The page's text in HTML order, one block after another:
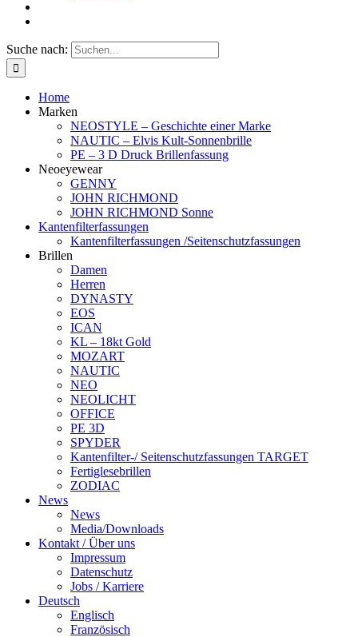
Suche nach:
Home
Marken
NEOSTYLE – Geschichte einer Marke
NAUTIC – Elvis Kult-Sonnenbrille
PE – 3 D Druck Brillenfassung
Neoeyewear
GENNY
JOHN RICHMOND
JOHN RICHMOND Sonne
Kantenfilterfassungen
Kantenfilterfassungen /Seitenschutzfassungen
Brillen
Damen
Herren
DYNASTY
EOS
ICAN
KL – 18kt Gold
MOZART
NAUTIC
NEO
NEOLICHT
OFFICE
PE 3D
SPYDER
Kantenfilter-/ Seitenschutzfassungen TARGET
Fertiglesebrillen
ZODIAC
News
News
Media/Downloads
Kontakt / Über uns
Impressum
Datenschutz
Jobs / Karriere
Deutsch
Englisch
Französisch